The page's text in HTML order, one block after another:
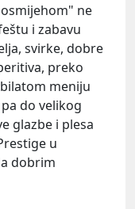
ne
i zabavu
svirke, dobre
preko
meniju
do velikog
glazbe i plesa
u
dobrim